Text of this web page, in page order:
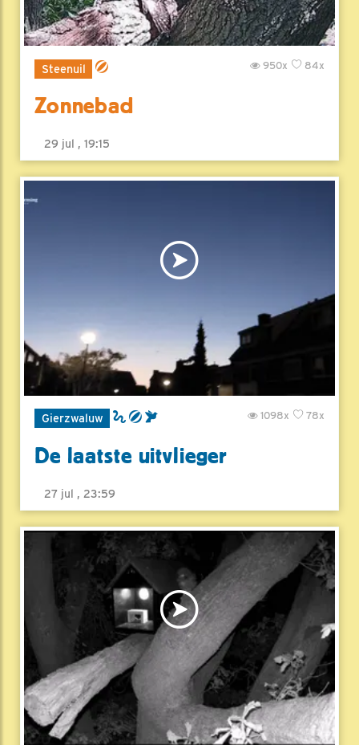
Steenuil 84x
950x
Zonnebad
29 jul , 19:15
Gierzwaluw 78x
1098x
De laatste uitvlieger
27 jul , 23:59